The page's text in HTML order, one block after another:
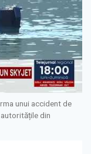
unui accident de
din